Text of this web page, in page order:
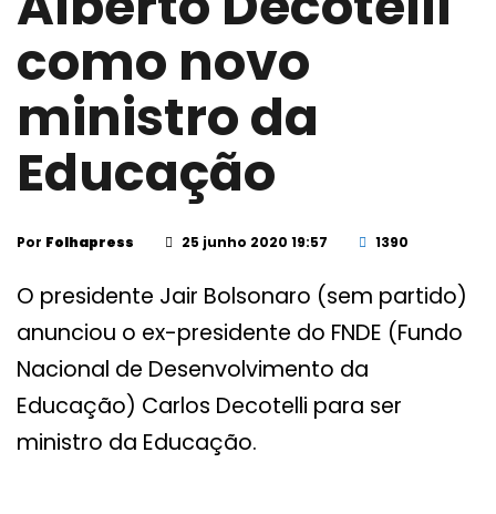
como novo
ministro da
Educação
Por Folhapress 25 junho 2020 19:57 1390
O presidente Jair Bolsonaro (sem partido)
anunciou o ex-presidente do FNDE (Fundo
Nacional de Desenvolvimento da
Educação) Carlos Decotelli para ser
ministro da Educação.